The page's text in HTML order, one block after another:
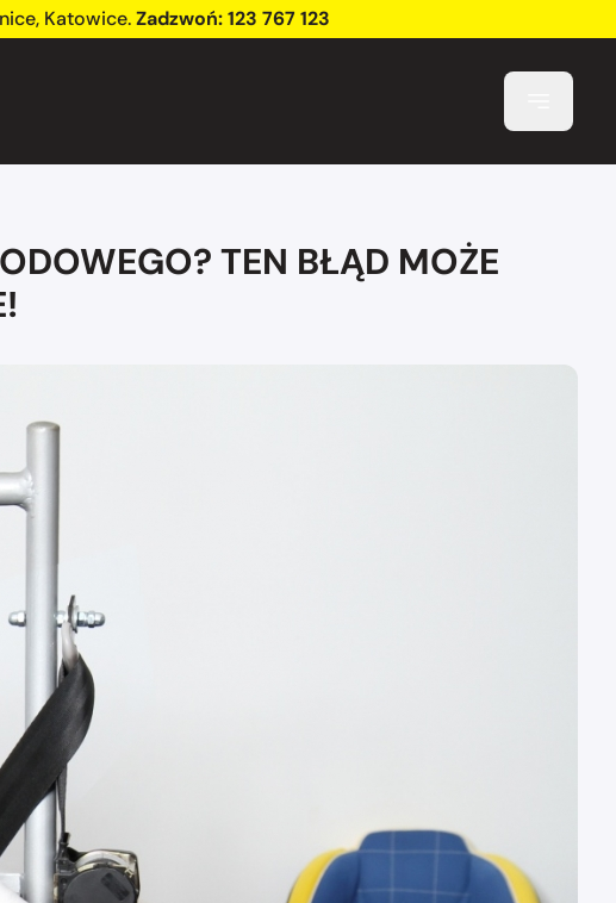
, Katowice.Zadzwoń:123 767 123
TEN BŁĄD MOŻE